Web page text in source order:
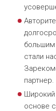
большим
стали
партнер.
Широкий
основе